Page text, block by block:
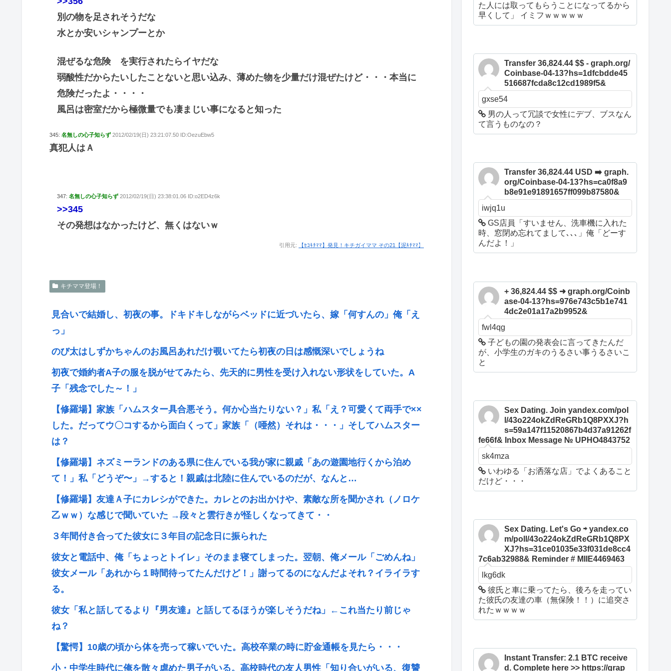
別の物を足されそうだな
水とか安いシャンプーとか
混ぜるな危険 を実行されたらイヤだな
弱酸性だからたいしたことないと思い込み、薄めた物を少量だけ混ぜたけど・・・本当に
危険だったよ・・・・
風呂は密室だから極微量でも凄まじい事になると知った
345: 名無しの心子知らず 2012/02/19(日) 23:21:07.50 ID:OezuEbw5
真犯人はＡ
347: 名無しの心子知らず 2012/02/19(日) 23:38:01.06 ID:o2ED4z6k
>>345
その発想はなかったけど、無くはないｗ
引用元: 【ｾｺｷﾁﾏﾏ】発見！キチガイママ その21【泥ｷﾁﾏﾏ】
キチママ登場！
見合いで結婚し、初夜の事。ドキドキしながらベッドに近づいたら、嫁「何すんの」俺「え
っ」
のび太はしずかちゃんのお風呂あれだけ覗いてたら初夜の日は感慨深いでしょうね
初夜で婚約者A子の服を脱がせてみたら、先天的に男性を受け入れない形状をしていた。A
子「残念でした～！」
【修羅場】家族「ハムスター具合悪そう。何か心当たりない？」私「え？可愛くて両手で××
した。だってウ〇コするから面白くって」家族「（唖然）それは・・・」そしてハムスター
は？
【修羅場】ネズミーランドのある県に住んでいる我が家に親戚「あの遊園地行くから泊め
て！」私「どうぞ〜」→すると！親戚は北陸に住んでいるのだが、なんと…
【修羅場】友達Ａ子にカレシができた。カレとのお出かけや、素敵な所を聞かされ（ノロケ
乙ｗｗ）な感じで聞いていた →段々と雲行きが怪しくなってきて・・
３年間付き合ってた彼女に３年目の記念日に振られた
彼女と電話中、俺「ちょっとトイレ」そのまま寝てしまった。翌朝、俺メール「ごめんね」
彼女メール「あれから１時間待ってたんだけど！」謝ってるのになんだよそれ？イライラす
る。
彼女「私と話してるより『男友達』と話してるほうが楽しそうだね」←これ当たり前じゃ
ね？
【驚愕】10歳の頃から体を売って稼いでいた。高校卒業の時に貯金通帳を見たら・・・
小・中学生時代に俺を散々虐めた男子がいる。高校時代の友人男性「知り合いがいる、復讐
た人には取ってもらうことになってるから
早くして」 イミフｗｗｗｗｗ
Transfer 36,824.44 $$ - graph.org/
Coinbase-04-13?hs=1dfcbdde45
516687fcda8c12cd1989f5&
gxse54
男の人って冗談で女性にデブ、ブスなん
て言うものなの？
Transfer 36,824.44 USD ➡️ graph.
org/Coinbase-04-13?hs=ca0f8a9
b8e91e91891657ff099b87580&
iwjq1u
GS店員「すいません、洗車機に入れた
時、窓閉め忘れてまして､､､」俺「どーす
んだよ！」
+ 36,824.44 $$ ➜ graph.org/Coinb
ase-04-13?hs=976e743c5b1e741
4dc2e01a17a2b9952&
fwl4qg
子どもの園の発表会に言ってきたんだ
が、小学生のガキのうるさい事うるさいこ
と
Sex Dating. Join yandex.com/pol
l/43o224okZdReGRb1Q8PXXJ?h
s=59a147f11520867b4d37a91262f
fe66f& Inbox Message № UPHO4843752
sk4mza
いわゆる「お洒落な店」でよくあること
だけど・・・
Sex Dating. Let's Go ⇨ yandex.co
m/poll/43o224okZdReGRb1Q8PX
XJ?hs=31ce01035e33f031de8cc4
7c6ab32988& Reminder # MIIE4469463
lkg6dk
彼氏と車に乗ってたら、後ろを走ってい
た彼氏の友達の車（無保険！！）に追突さ
れたｗｗｗｗ
Instant Transfer: 2.1 BTC receive
d. Complete here >> https://grap